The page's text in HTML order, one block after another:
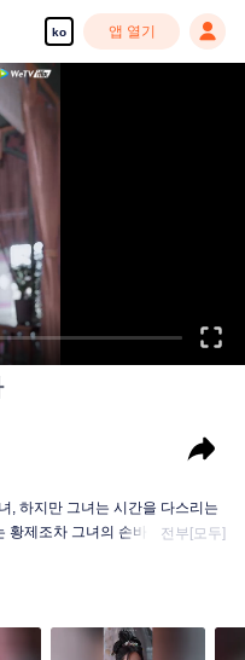
ko 앱 열기
, 하지만 그녀는 시간을 다스리는
황제조차 그녀의 손바닥 안에서
전부[모두]